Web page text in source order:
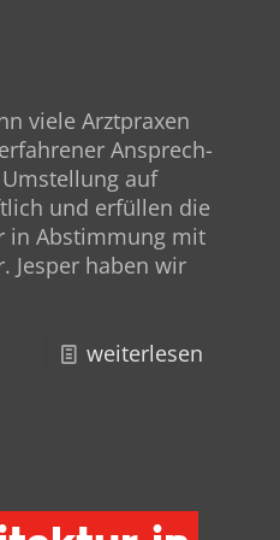
viele Arzt­prax­en
Ansprech­
auf
und erfüllen die
in Abstim­mung mit
Jes­per haben wir
weiterlesen